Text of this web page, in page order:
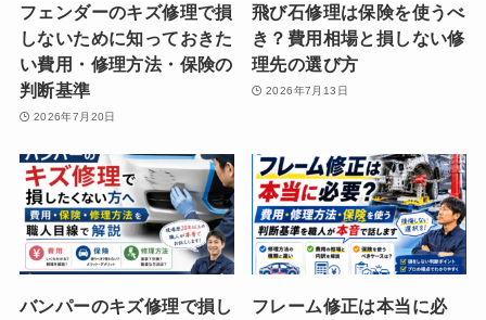
フェンダーのキズ修理で損
しないために知っておきた
い費用・修理方法・保険の
判断基準
2026年7月20日
飛び石修理は保険を使うべ
き？費用相場と損しない修
理先の選び方
2026年7月13日
バンパーのキズ修理で損し
フレーム修正は本当に必